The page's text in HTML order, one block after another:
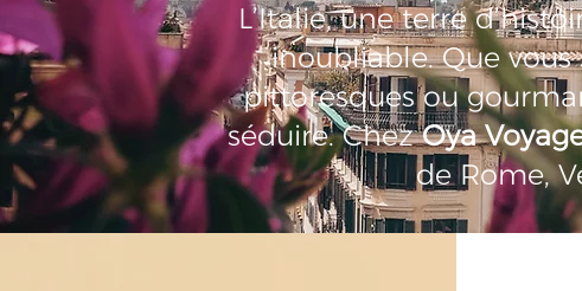
L’Italie, une terre
inoubliable. Que
pittoresques ou
séduire. ChezOya
de Rome,